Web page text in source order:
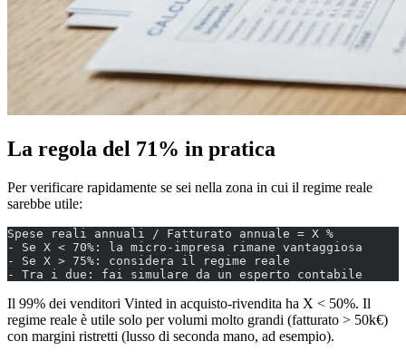
La regola del 71% in pratica
Per verificare rapidamente se sei nella zona in cui il regime reale
sarebbe utile:
Spese reali annuali / Fatturato annuale = X %
- Se X < 70%: la micro-impresa rimane vantaggiosa
- Se X > 75%: considera il regime reale
- Tra i due: fai simulare da un esperto contabile
Il 99% dei venditori Vinted in acquisto-rivendita ha X < 50%. Il
regime reale è utile solo per volumi molto grandi (fatturato > 50k€)
con margini ristretti (lusso di seconda mano, ad esempio).